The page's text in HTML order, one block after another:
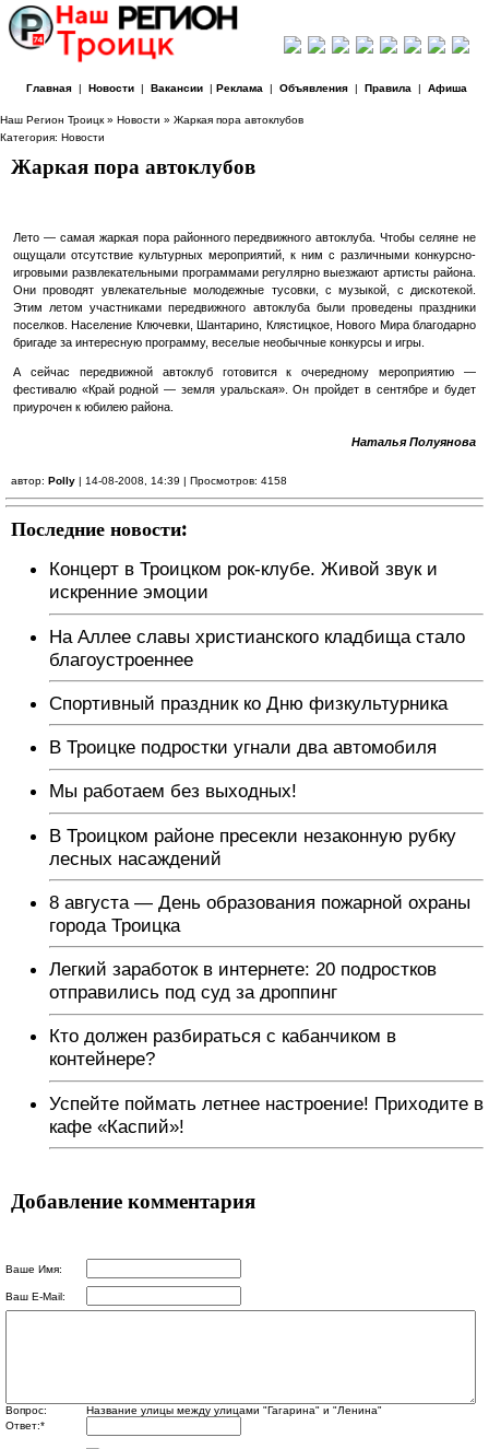
Главная| Новости| Вакансии| Реклама | Объявления| Правила | Афиша
Наш Регион Троицк » Новости » Жаркая пора автоклубов
Категория: Новости
Жаркая пора автоклубов
Лето — самая жаркая пора районного передвижного автоклуба. Чтобы селяне не
ощущали отсутствие культурных мероприятий, к ним с различными конкурсно-
игровыми развлекательными программами регулярно выезжают артисты района.
Они проводят увлекательные молодежные тусовки, с музыкой, с дискотекой.
Этим летом участниками передвижного автоклуба были проведены праздники
поселков. Население Ключевки, Шантарино, Клястицкое, Нового Мира благодарно
бригаде за интересную программу, веселые необычные конкурсы и игры.
А сейчас передвижной автоклуб готовится к очередному мероприятию —
фестивалю «Край родной — земля уральская». Он пройдет в сентябре и будет
приурочен к юбилею района.
Наталья Полуянова
автор: Polly | 14-08-2008, 14:39 | Просмотров: 4158
Последние новости:
Концерт в Троицком рок-клубе. Живой звук и
искренние эмоции
На Аллее славы христианского кладбища стало
благоустроеннее
Спортивный праздник ко Дню физкультурника
В Троицке подростки угнали два автомобиля
Мы работаем без выходных!
В Троицком районе пресекли незаконную рубку
лесных насаждений
8 августа — День образования пожарной охраны
города Троицка
Легкий заработок в интернете: 20 подростков
отправились под суд за дроппинг
Кто должен разбираться с кабанчиком в
контейнере?
Успейте поймать летнее настроение! Приходите в
кафе «Каспий»!
Добавление комментария
Ваше Имя:
Ваш E-Mail:
Вопрос:
Название улицы между улицами "Гагарина" и "Ленина"
Ответ:*